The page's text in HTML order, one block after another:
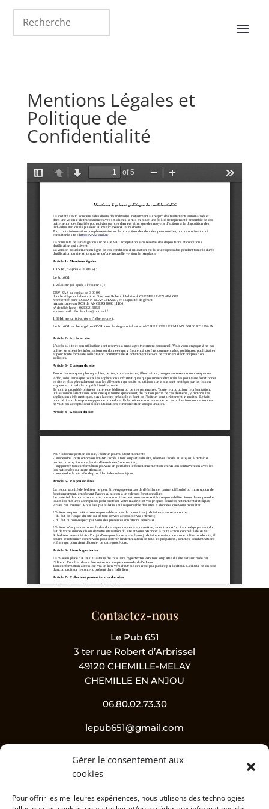
Gérer le consentement aux
cookies
Pour offrir les meilleures expériences, nous utilisons des technologies
Mentions Légales et
Politique de
Confidentialité
Contactez-nous
Le Pub 651
3 ter rue Robert d’Arbrissel
49120 CHEMILLE-MELAY
CHEMILLE EN ANJOU
06.80.02.73.30
lepub651@gmail.com
Suivez-nous !